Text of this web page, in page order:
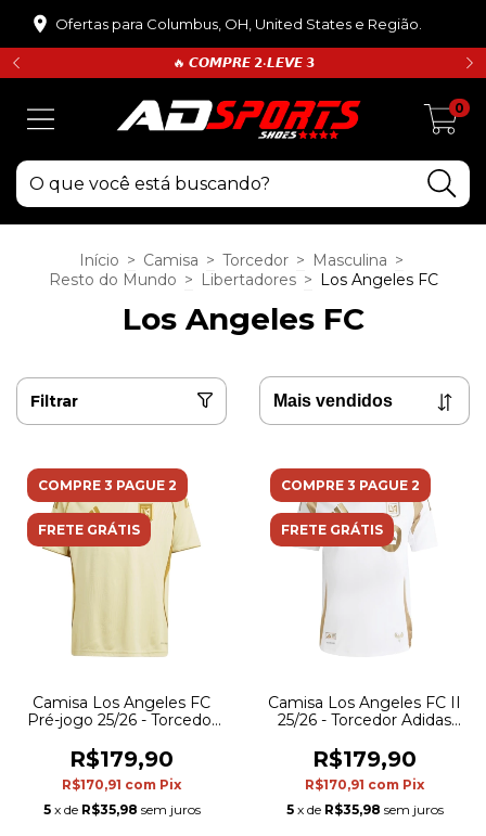
Ofertas para Columbus, OH, United States e Região.
🔥 𝘾𝙊𝙈𝙋𝙍𝙀 𝟮•𝙇𝙀𝙑𝙀 𝟯
0
Início > Camisa > Torcedor > Masculina >
Resto do Mundo > Libertadores > Los Angeles FC
Los Angeles FC
Filtrar
COMPRE 3 PAGUE 2
FRETE GRÁTIS
Camisa Los Angeles FC
Pré-jogo 25/26 - Torcedor
Amarela
R$179,90
R$170,91 com Pix
5 x de R$35,98 sem juros
COMPRE 3 PAGUE 2
FRETE GRÁTIS
Camisa Los Angeles FC II
25/26 - Torcedor Adidas
detalhes em dourado
R$179,90
R$170,91 com Pix
5 x de R$35,98 sem juros